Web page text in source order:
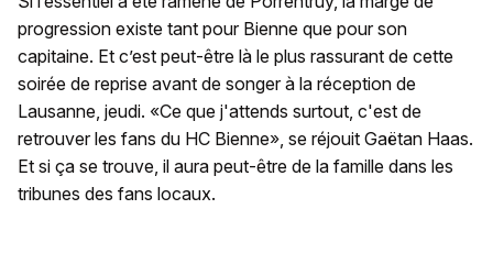
progression existe tant pour Bienne que pour son
capitaine. Et c’est peut-être là le plus rassurant de cette
soirée de reprise avant de songer à la réception de
Lausanne, jeudi. «Ce que j'attends surtout, c'est de
retrouver les fans du HC Bienne», se réjouit Gaëtan Haas.
Et si ça se trouve, il aura peut-être de la famille dans les
tribunes des fans locaux.